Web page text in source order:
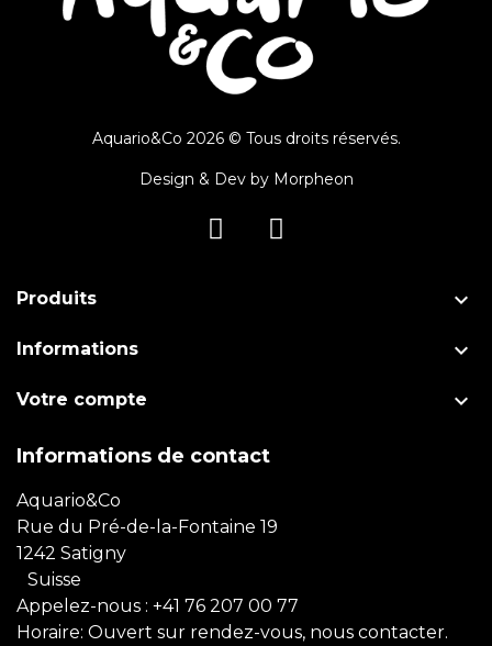
Aquario&Co 2026 © Tous droits réservés.
Design & Dev by Morpheon
Produits 
Informations 
Votre compte 
Informations de contact
Aquario&Co
Rue du Pré-de-la-Fontaine 19
1242 Satigny
Suisse
Appelez-nous : +41 76 207 00 77
Horaire: Ouvert sur rendez-vous, nous contacter.